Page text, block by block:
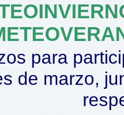
para
de marzo,